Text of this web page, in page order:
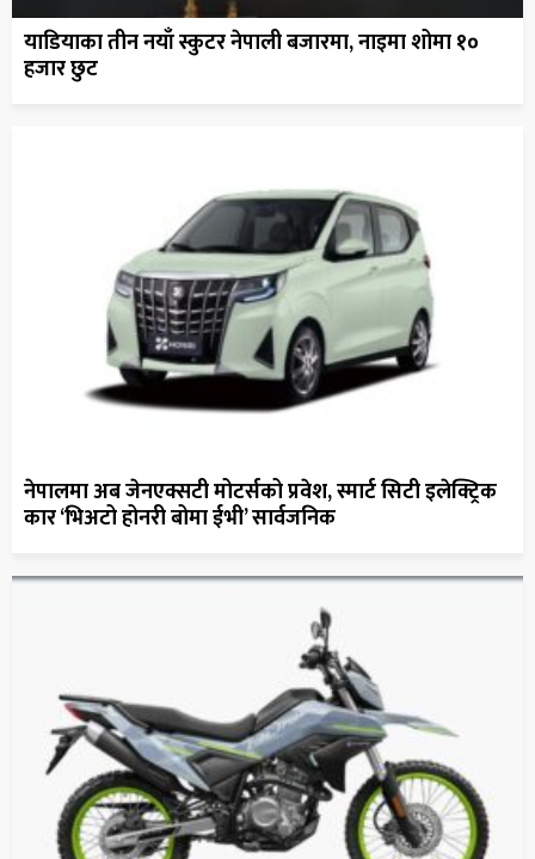
याडियाका तीन नयाँ स्कुटर नेपाली बजारमा, नाइमा शोमा १०
हजार छुट
नेपालमा अब जेनएक्सटी मोटर्सको प्रवेश, स्मार्ट सिटी इलेक्ट्रिक
कार ‘भिअटो होनरी बोमा ईभी’ सार्वजनिक